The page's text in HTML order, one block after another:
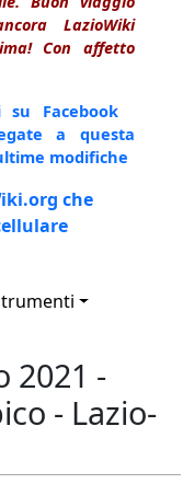
LazioWiki
Con affetto
su Facebook
a questa
modifiche
che
2021 -
- Lazio-